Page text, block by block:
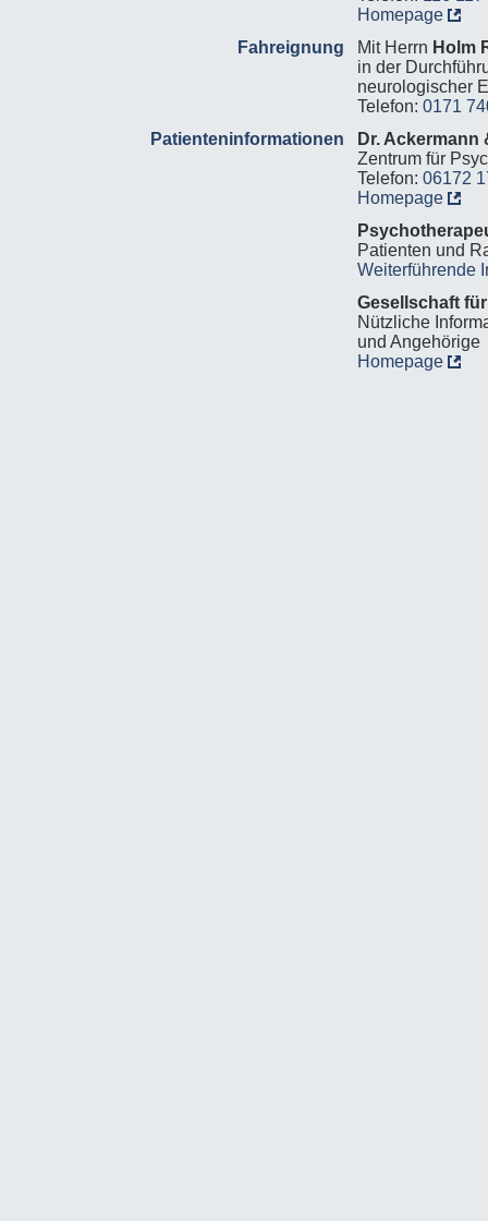
Homepage
Fahreignung
Mit Herrn Holm
in der
neurologischer
Telefon: 0171
Patienteninformationen
Dr. Ackermann
Zentrum für
Telefon: 06172
Homepage
Patienten und
Weiterführende
Gesellschaft
Nützliche
und Angehörige
Homepage